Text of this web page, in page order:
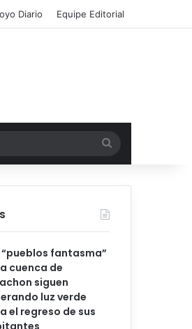
Diario Equipe Editorial
“pueblos fantasma”
cuenca de
siguen
luz verde
el regreso de sus